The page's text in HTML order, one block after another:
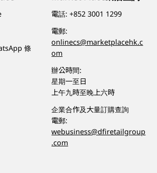
條
電話:+852 3001 1299
電郵:
onlinecs@marketplacehk.c
om
辦公時間:
星期一至日
上午九時至晚上六時
企業合作及大量訂購查詢
電郵:
webusiness@dfiretailgroup
.com